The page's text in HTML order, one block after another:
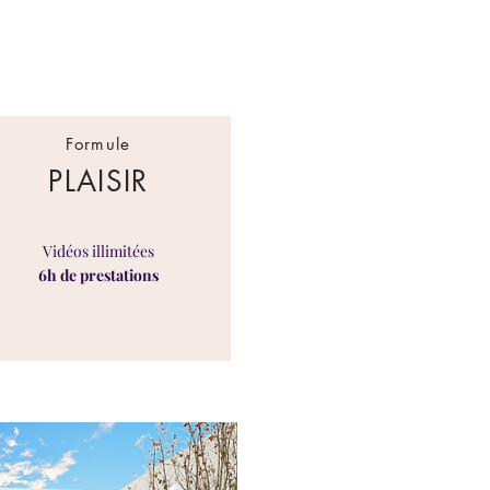
Formule
PLAISIR
Vidéos illimitées
6h de prestations